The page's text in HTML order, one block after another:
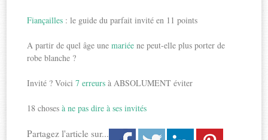
Fiançailles : le guide du parfait invité en 11 points
A partir de quel âge unemariée ne peut-elle plus porter de
robe blanche ?
Invité ? Voici7 erreurs à ABSOLUMENT éviter
18 chosesà ne pas dire à ses invités
Partagez l'article sur...